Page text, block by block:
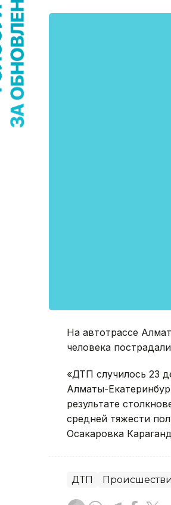
На автотрассе
человека
«ДТП случилось 23
Алматы-
результате
средней тяжести
Осакаровка
ДТП